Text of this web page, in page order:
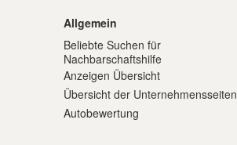
Allgemein
Beliebte Suchen für
Nachbarschaftshilfe
Anzeigen Übersicht
Übersicht der Unternehmensseiten
Autobewertung